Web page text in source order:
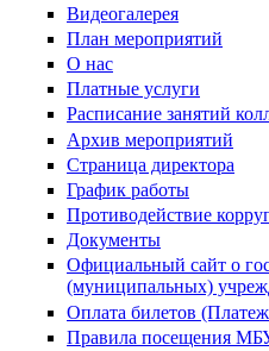
Видеогалерея
План мероприятий
О нас
Платные услуги
Расписание занятий
Архив мероприятий
Страница директора
График работы
Противодействие
Документы
Официальный сайт о
(муниципальных)
Оплата билетов
Правила посещения